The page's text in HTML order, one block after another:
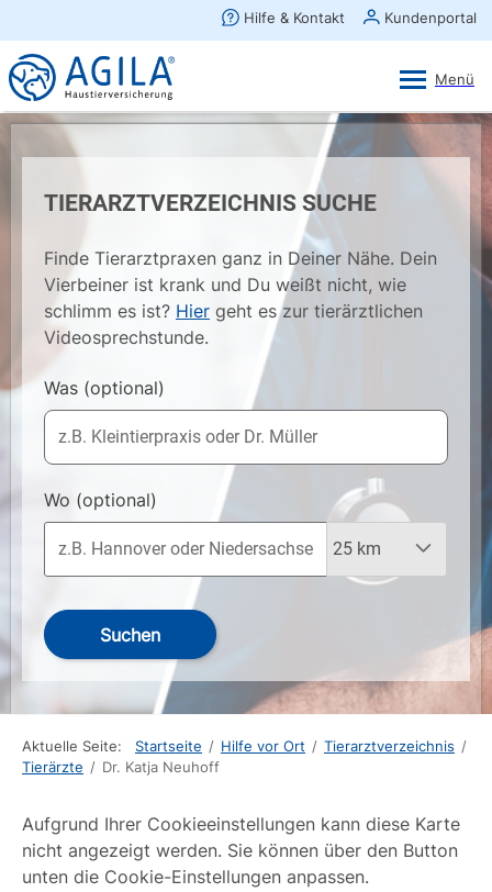
TIERARZTVERZEICHNIS SUCHE
Finde Tierarztpraxen ganz in Deiner Nähe. Dein
Vierbeiner ist krank und Du weißt nicht, wie
schlimm es ist? Hier geht es zur tierärztlichen
Videosprechstunde.
Was (optional)
Wo (optional)
Suchen
Aktuelle Seite: Startseite / Hilfe vor Ort / Tierarztverzeichnis /
Tierärzte / Dr. Katja Neuhoff
Aufgrund Ihrer Cookieeinstellungen kann diese Karte
nicht angezeigt werden. Sie können über den Button
unten die Cookie-Einstellungen anpassen.
×
AGILA Kunden-App
Gratis - Im Play Store laden
Ansehen